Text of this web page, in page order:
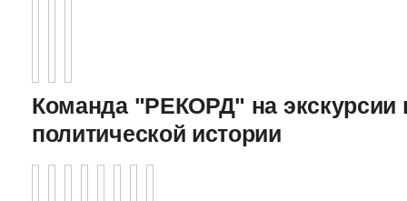
Команда "РЕКОРД" на экскурсии
политической истории